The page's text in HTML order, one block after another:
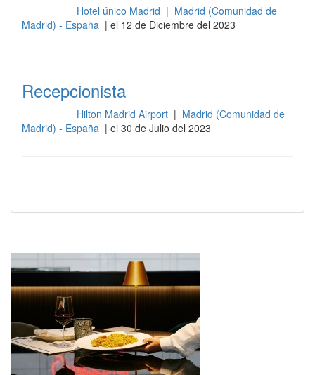
Hotel único Madrid | Madrid (Comunidad de
Madrid) - España | el 12 de Diciembre del 2023
Recepcionista
Hilton Madrid Airport | Madrid (Comunidad de
Madrid) - España | el 30 de Julio del 2023